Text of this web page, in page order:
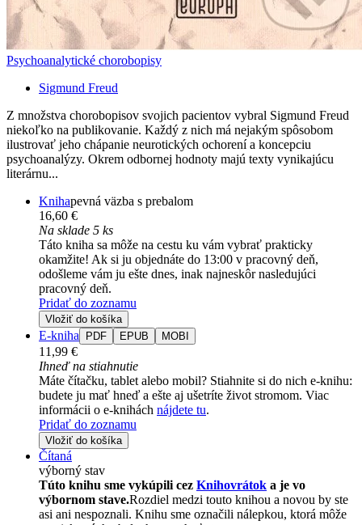
Psychoanalytické chorobopisy
Sigmund Freud
Z množstva chorobopisov svojich pacientov vybral Sigmund Freud
niekoľko na publikovanie. Každý z nich má nejakým spôsobom
ilustrovať jeho chápanie neurotických ochorení a koncepciu
psychoanalýzy. Okrem odbornej hodnoty majú texty vynikajúcu
literárnu...
Knihapevná väzba s prebalom
16,60 €
Na sklade 5 ks
Táto kniha sa môže na cestu ku vám vybrať prakticky
okamžite! Ak si ju objednáte do 13:00 v pracovný deň,
odošleme vám ju ešte dnes, inak najneskôr nasledujúci
pracovný deň.
Pridať do zoznamu
Vložiť do košíka
E-kniha PDF EPUB MOBI
11,99 €
Ihneď na stiahnutie
Máte čítačku, tablet alebo mobil? Stiahnite si do nich e-knihu:
budete ju mať hneď a ešte aj ušetríte život stromom. Viac
informácii o e-knihách nájdete tu.
Pridať do zoznamu
Vložiť do košíka
Čítaná
výborný stav
Túto knihu sme vykúpili cez Knihovrátok a je vo
výbornom stave.Rozdiel medzi touto knihou a novou by ste
asi ani nespoznali. Knihu sme označili nálepkou, ktorá môže